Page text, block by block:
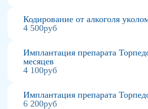
Кодирование от алкоголя
4 500руб
Имплантация препарата
месяцев
4 100руб
Имплантация препарата
6 200руб